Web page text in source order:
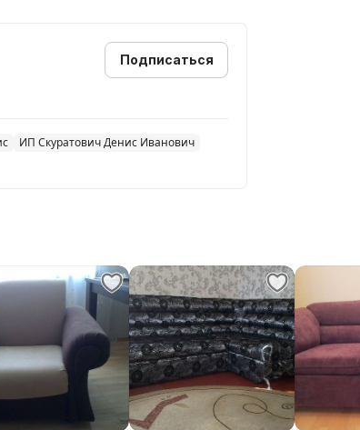
Подписаться
ИП Скуратович Денис Иванович